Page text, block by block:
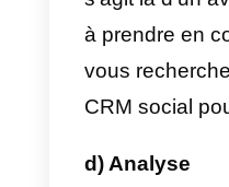
service à
en même
les
vos